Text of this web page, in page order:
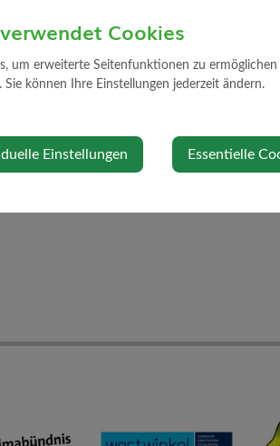
⇐ zurück
Cookies
um erweiterte Seitenfunktionen zu
Sie können Ihre Einstellungen jederzeit ändern.
Einstellungen Essentielle